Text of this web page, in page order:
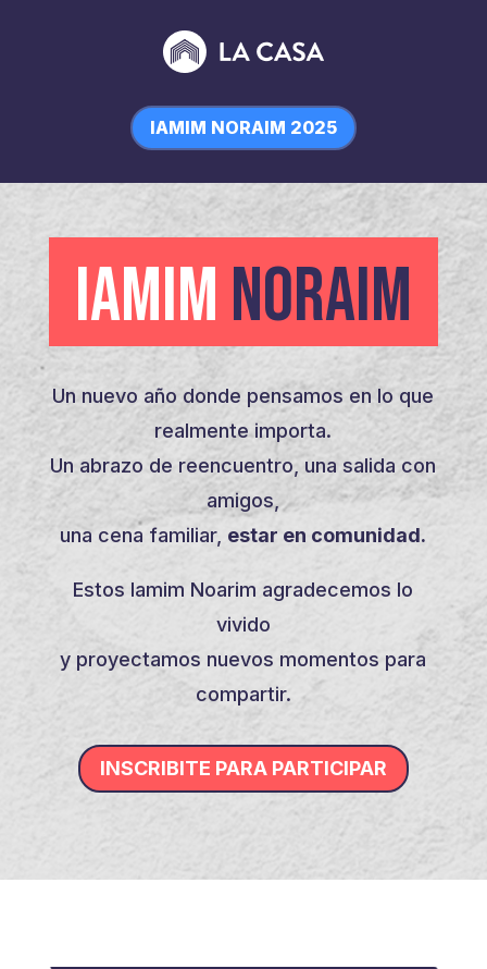
IAMIM NORAIM 2025
IAMIM NORAIM
Un nuevo año donde pensamos en lo que
realmente importa.
Un abrazo de reencuentro, una salida con
amigos,
una cena familiar, estar en comunidad.
Estos Iamim Noarim agradecemos lo
vivido
y proyectamos nuevos momentos para
compartir.
INSCRIBITE PARA PARTICIPAR